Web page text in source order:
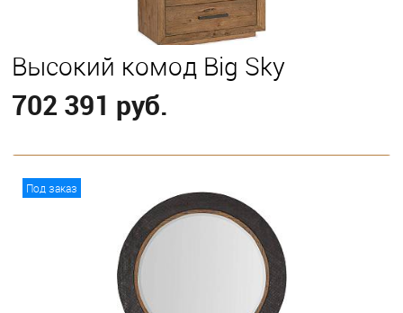
Высокий комод Big Sky
702 391 руб.
Под заказ